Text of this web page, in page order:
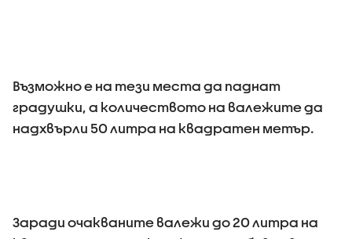
Възможно е на тези места да паднат
градушки, а количеството на валежите да
надхвърли 50 литра на квадратен метър.
Заради очакваните валежи до 20 литра на